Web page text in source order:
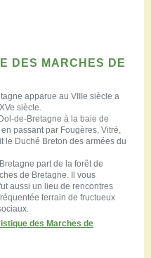
DES MARCHES DE
apparue au VIIIe siècle a
siècle.
de-Bretagne à la baie de
passant par Fougères, Vitré,
Duché Breton des armées du
part de la forêt de
de Bretagne. Il vous
aussi un lieu de rencontres
terrain de fructueux
des Marches de